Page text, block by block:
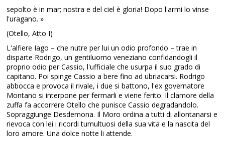
sepolto è in mar; nostra e del ciel è gloria! Dopo l'armi lo vinse
l'uragano. »
(Otello, Atto I)
L'alfiere Iago – che nutre per lui un odio profondo – trae in
disparte Rodrigo, un gentiluomo veneziano confidandogli il
proprio odio per Cassio, l'ufficiale che usurpa il suo grado di
capitano. Poi spinge Cassio a bere fino ad ubriacarsi. Rodrigo
abbocca e provoca il rivale, i due si battono, l'ex governatore
Montano si interpone per fermarli e viene ferito. Il clamore della
zuffa fa accorrere Otello che punisce Cassio degradandolo.
Sopraggiunge Desdemona. Il Moro ordina a tutti di allontanarsi e
rievoca con lei i ricordi tumultuosi della sua vita e la nascita del
loro amore. Una dolce notte li attende.